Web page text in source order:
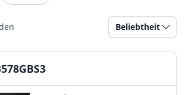
diese extrem zeitsparende
Beliebtheit